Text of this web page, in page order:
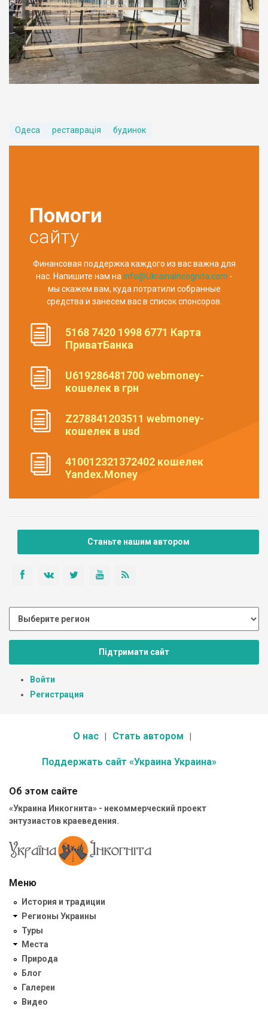
Одеса реставрація будинок
Помоги
сайту
Финансовая поддержка каждого из вас важна для
нас. Напишите нам на info@UkrainaIncognita.com -
мы скажем вам, куда потратили собранные
средства и занесем вас в список спонсоров.
5168 7420 1998 6771 Карта
ПриватБанка
U619286481700 webmoney-
кошелек в грн
Z278841203511 webmoney-
кошелек в usd
410012321372402 кошелек
Yandex.Money
Станьте нашим автором
Підтримати сайт
Войти
Регистрация
О нас Стать автором
Поддержать сайт «Украина Украина»
Об этом сайте
«Украина Инкогнита» - некоммерческий проект
энтузиастов краеведения.
Меню
История и традиции
Регионы Украины
Туры
Места
Природа
Блог
Галереи
Видео